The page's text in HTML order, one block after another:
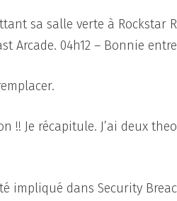
sa salle verte à Rockstar
Arcade. 04h12 – Bonnie
!! Je récapitule. J’ai deux
impliqué dans Security